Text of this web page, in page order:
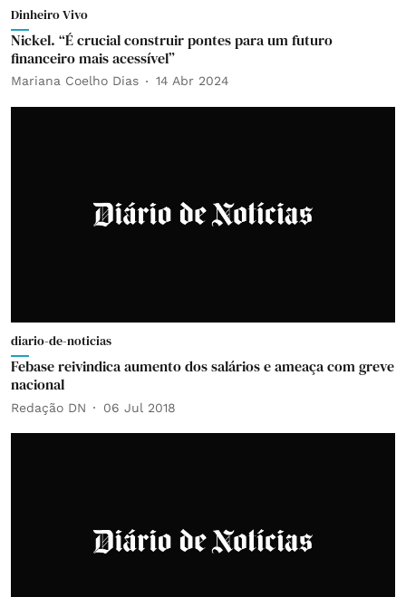
Dinheiro Vivo
Nickel. “É crucial construir pontes para um futuro
financeiro mais acessível”
Mariana Coelho Dias 14 Abr 2024
diario-de-noticias
Febase reivindica aumento dos salários e ameaça com greve
nacional
Redação DN 06 Jul 2018